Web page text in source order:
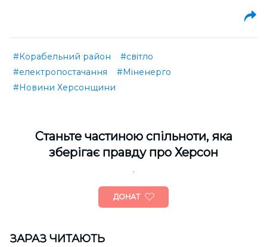
#Корабельний район
#світло
#електропостачання
#Міненерго
#Новини Херсонщини
Cтаньте частиною спільноти, яка
зберігає правду про Херсон
ДОНАТ
ЗАРАЗ ЧИТАЮТЬ